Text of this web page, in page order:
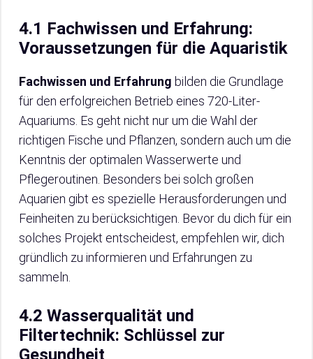
4.1 Fachwissen und Erfahrung:
Voraussetzungen für die Aquaristik
Fachwissen und Erfahrung bilden die Grundlage
für den erfolgreichen Betrieb eines 720-Liter-
Aquariums. Es geht nicht nur um die Wahl der
richtigen Fische und Pflanzen, sondern auch um die
Kenntnis der optimalen Wasserwerte und
Pflegeroutinen. Besonders bei solch großen
Aquarien gibt es spezielle Herausforderungen und
Feinheiten zu berücksichtigen. Bevor du dich für ein
solches Projekt entscheidest, empfehlen wir, dich
gründlich zu informieren und Erfahrungen zu
sammeln.
4.2 Wasserqualität und
Filtertechnik: Schlüssel zur
Gesundheit